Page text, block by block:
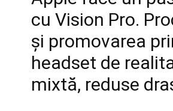
cu Vision Pro.
și promovarea
headset de
mixtă, reduse